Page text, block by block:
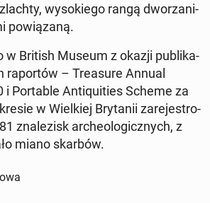
wy­so­kie­go rangą dwo­rza­ni­
po­wią­za­ną.
w British Museum z okazji pu­bli­ka­
ra­por­tów – Tre­asu­re Annual
i Por­ta­ble An­ti­qu­ities Scheme za
w Wiel­kiej Bry­ta­nii za­re­je­stro­
zna­le­zisk ar­che­olo­gicz­nych, z
miano skarbów.